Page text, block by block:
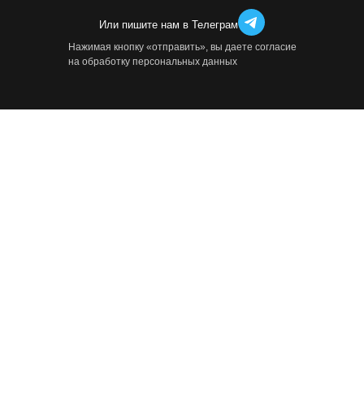
Или пишите нам в Телеграм
Нажимая кнопку «отправить», вы даете согласие
на обработку персональных данных